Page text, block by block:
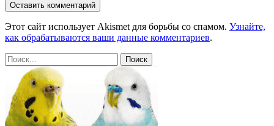
Этот сайт использует Akismet для борьбы со спамом. Узнайте,
как обрабатываются ваши данные комментариев.